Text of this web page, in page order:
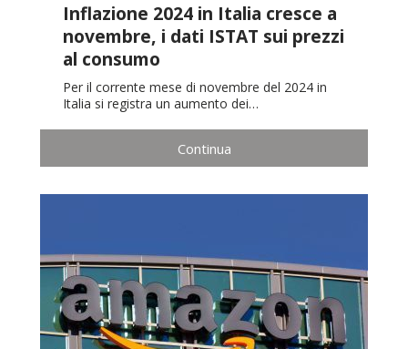
Inflazione 2024 in Italia cresce a
novembre, i dati ISTAT sui prezzi
al consumo
Per il corrente mese di novembre del 2024 in
Italia si registra un aumento dei…
Continua